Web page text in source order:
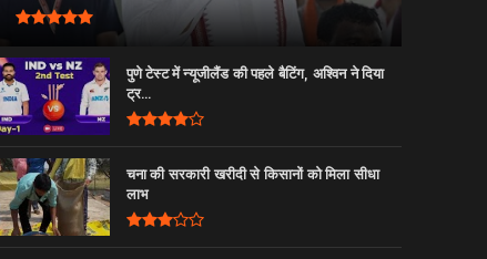
पुणे टेस्ट में न्यूजीलैंड की पहले बैटिंग, अश्विन ने दिया
ट्र...
चना की सरकारी खरीदी से किसानों को मिला सीधा
लाभ